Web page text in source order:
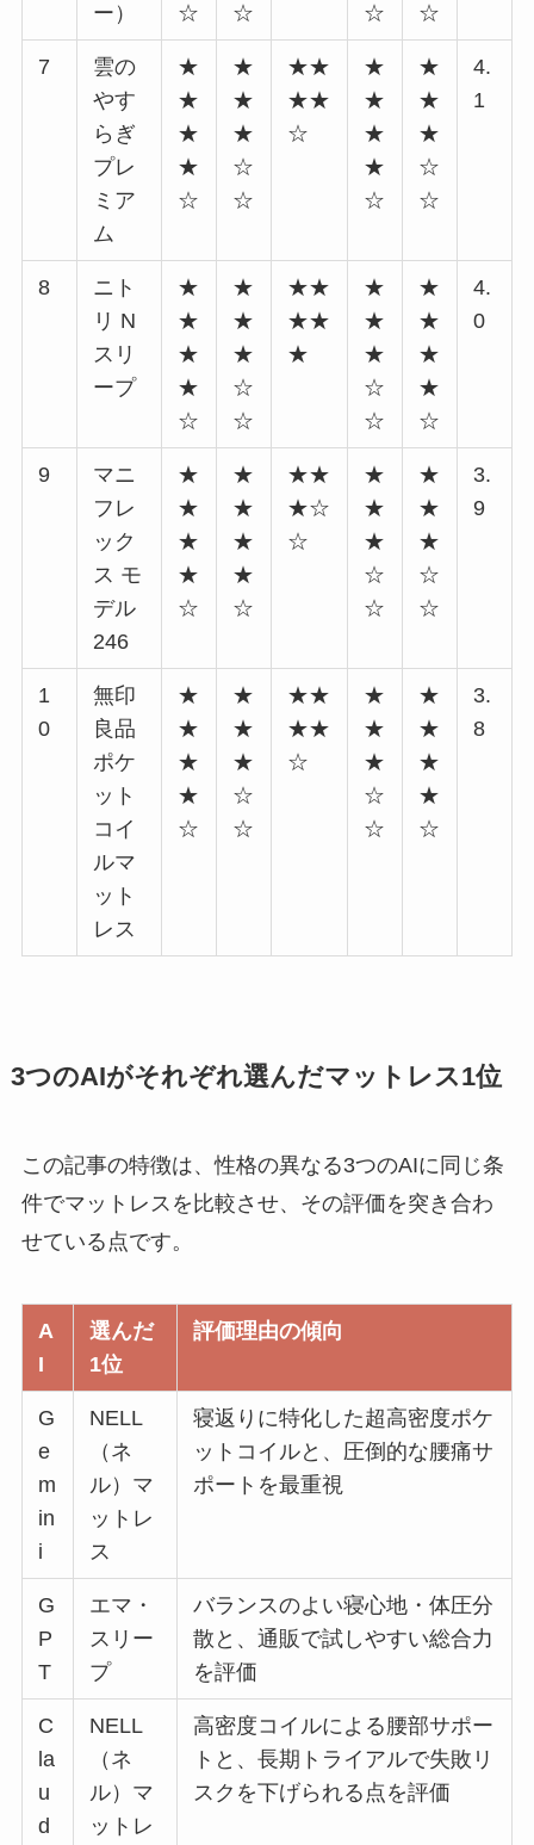
ー）
☆
☆
☆
☆
7
雲の
やす
らぎ
プレ
ミア
ム
★
★
★
★
☆
★
★
★
☆
☆
★★
★★
☆
★
★
★
★
☆
★
★
★
☆
☆
4.
1
8
ニト
リ N
スリ
ープ
★
★
★
★
☆
★
★
★
☆
☆
★★
★★
★
★
★
★
☆
☆
★
★
★
★
☆
4.
0
9
マニ
フレ
ック
ス モ
デル
246
★
★
★
★
☆
★
★
★
★
☆
★★
★☆
☆
★
★
★
☆
☆
★
★
★
☆
☆
3.
9
1
0
無印
良品
ポケ
ット
コイ
ルマ
ット
レス
★
★
★
★
☆
★
★
★
☆
☆
★★
★★
☆
★
★
★
☆
☆
★
★
★
★
☆
3.
8
3つのAIがそれぞれ選んだマットレス1位
この記事の特徴は、性格の異なる3つのAIに同じ条
件でマットレスを比較させ、その評価を突き合わ
せている点です。
A
I
選んだ
1位
評価理由の傾向
G
e
m
in
i
NELL
（ネ
ル）マ
ットレ
ス
寝返りに特化した超高密度ポケ
ットコイルと、圧倒的な腰痛サ
ポートを最重視
G
P
T
エマ・
スリー
プ
バランスのよい寝心地・体圧分
散と、通販で試しやすい総合力
を評価
C
la
u
d
NELL
（ネ
ル）マ
ットレ
高密度コイルによる腰部サポー
トと、長期トライアルで失敗リ
スクを下げられる点を評価